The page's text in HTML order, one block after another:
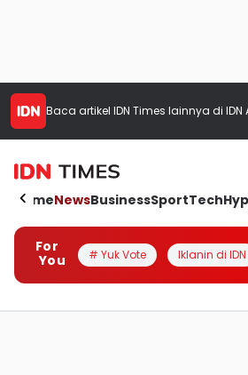
Baca artikel IDN Times lainnya di IDN
HomeNewsBusinessSportTech
For
You
# Yuk Vote Iklanin di IDN